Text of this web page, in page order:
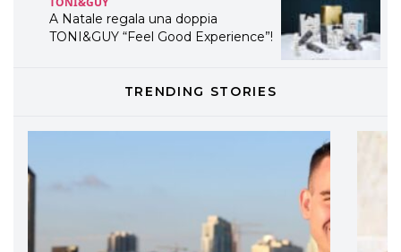
LABEL.M lancia la sua innovativa ed
eco-sostenibile linea di prodotti
professionali
Davines presenta cofanetti beauty
ogni capello
TRENDING STORIES